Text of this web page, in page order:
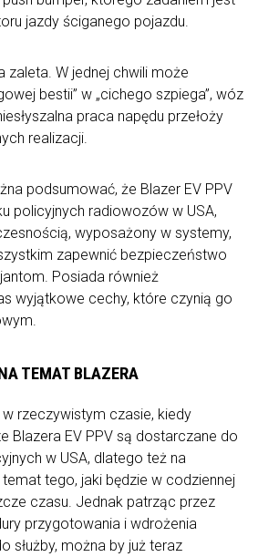
jazdy ściganego pojazdu.
zaleta. W jednej chwili może
bestii” w „cichego szpiega”, wóz
praca napędu przełoży
realizacji.
podsumować, że Blazer EV PPV
policyjnych radiowozów w USA,
wyposażony w systemy,
zapewnić bezpieczeństwo
Posiada również
wyjątkowe cechy, które czynią go
TEMAT BLAZERA
w rzeczywistym czasie, kiedy
Blazera EV PPV są dostarczane do
w USA, dlatego też na
tego, jaki będzie w codziennej
czasu. Jednak patrząc przez
przygotowania i wdrożenia
służby, można by już teraz